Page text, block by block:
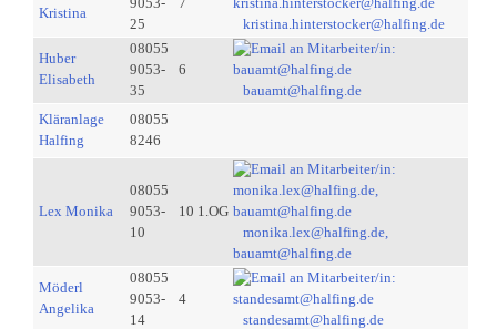
Kristina
25
kristina.hinterstocker@halfing.de
Huber
Elisabeth
08055
9053-
35
6
bauamt@halfing.de
Kläranlage
Halfing
08055
8246
Lex Monika
08055
9053-
10
10 1.OG
monika.lex@halfing.de,
bauamt@halfing.de
Möderl
Angelika
08055
9053-
14
4
standesamt@halfing.de